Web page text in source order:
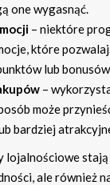
one wygasnąć.
– niektóre
które
lub bonusów.
–
może
bardziej
lojalnościowe
ale również